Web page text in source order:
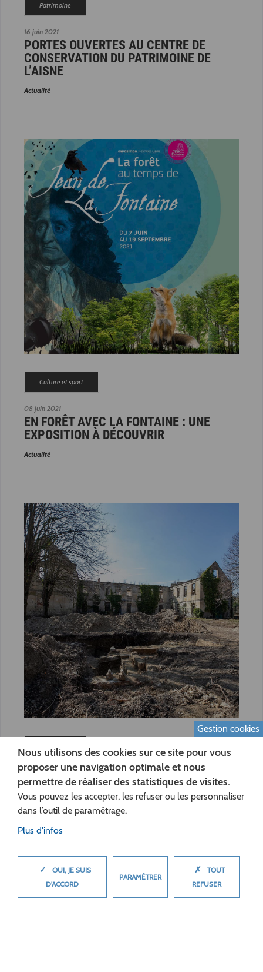
16 juin 2021
Patrimoine
PORTES OUVERTES AU CENTRE DE
CONSERVATION DU PATRIMOINE DE
L’AISNE
Actualité
08 juin 2021
Culture et sport
EN FORÊT AVEC LA FONTAINE : UNE
EXPOSITION À DÉCOUVRIR
Actualité
27 mai 2021
L’ABBAYE SAINT-VINCENT LIVRE SES
SECRETS
Gestion cookies
Nous utilisons des cookies sur ce site pour vous
proposer une navigation optimale et nous
permettre de réaliser des statistiques de visites.
Vous pouvez les accepter, les refuser ou les personnaliser
dans l’outil de paramétrage.
Plus d'infos
✓
OUI, JE SUIS
D'ACCORD
PARAMÈTRER
✗
TOUT
REFUSER
MASQUER